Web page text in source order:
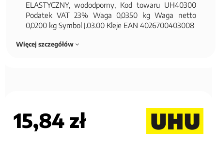
ELASTYCZNY, wododporny, Kod towaru UH40300
Podatek VAT 23% Waga 0,0350 kg Waga netto
0,0200 kg Symbol J.03.00 Kleje EAN 4026700403008
Więcej szczegółów
15,84 zł